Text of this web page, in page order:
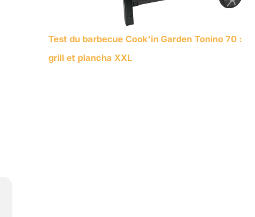
Test du barbecue Cook’in Garden Tonino 70 :
grill et plancha XXL